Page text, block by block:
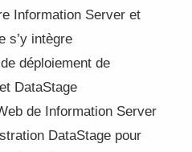
Information Server et
s’y intègre
déploiement de
DataStage
de Information Server
DataStage pour